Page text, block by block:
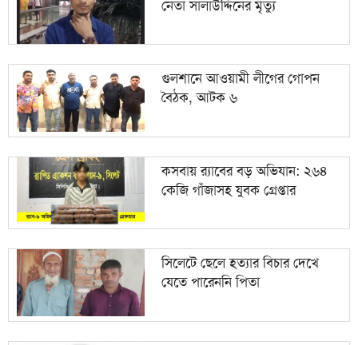
নেতা সালাউদ্দিনের মৃত্যু
গুলশানে আওয়ামী লীগের গোপন
বৈঠক, আটক ৬
কসবায় র‍্যাবের বড় অভিযান: ২৬৪
কেজি গাঁজাসহ যুবক গ্রেপ্তার
সিলেটে ছেলে হত্যার বিচার দেখে
যেতে পারেননি পিতা